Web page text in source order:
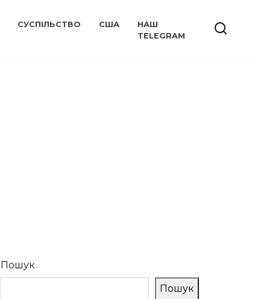
СУСПІЛЬСТВО США
НАШ
TELEGRAM
Пошук
Пошук